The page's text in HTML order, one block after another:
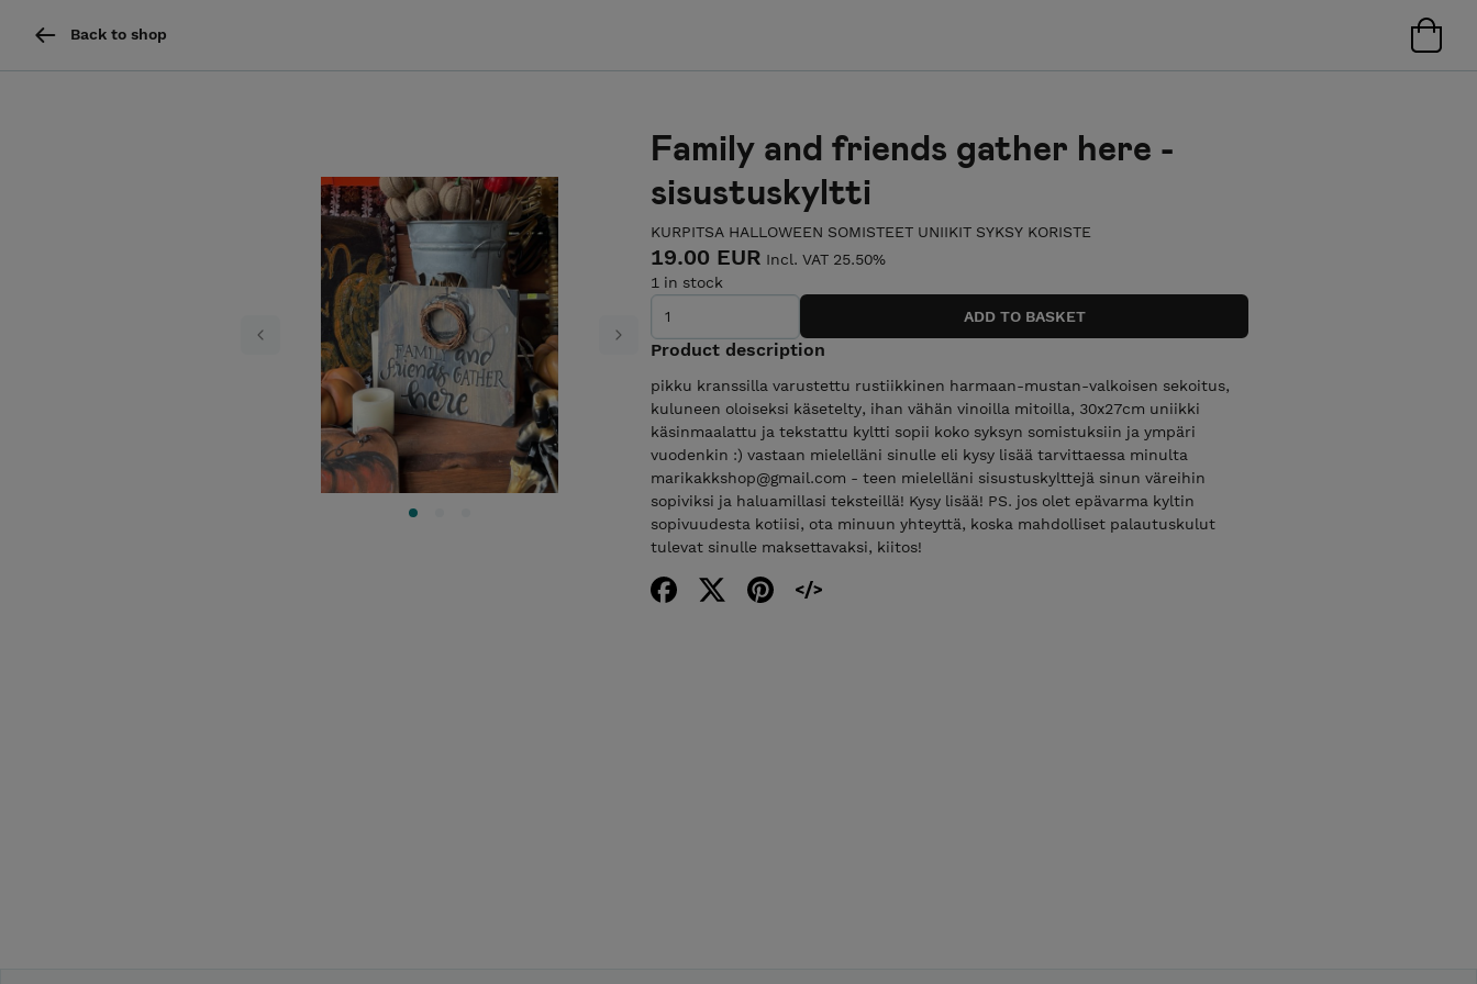
Back to shop
Previous Next
Family and friends gather here -
sisustuskyltti
KURPITSA HALLOWEEN SOMISTEET UNIIKIT SYKSY KORISTE
19.00 EUR Incl. VAT 25.50%
1 in stock
Product description
pikku kranssilla varustettu rustiikkinen harmaan-mustan-valkoisen sekoitus,
kuluneen oloiseksi käsetelty, ihan vähän vinoilla mitoilla, 30x27cm uniikki
käsinmaalattu ja tekstattu kyltti sopii koko syksyn somistuksiin ja ympäri
vuodenkin :) vastaan mielelläni sinulle eli kysy lisää tarvittaessa minulta
marikakkshop@gmail.com - teen mielelläni sisustuskylttejä sinun väreihin
sopiviksi ja haluamillasi teksteillä! Kysy lisää! PS. jos olet epävarma kyltin
sopivuudesta kotiisi, ota minuun yhteyttä, koska mahdolliset palautuskulut
tulevat sinulle maksettavaksi, kiitos!